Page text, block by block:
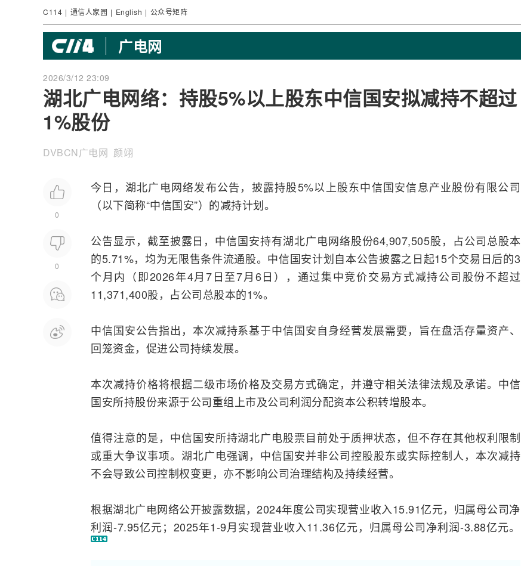
C114 | 通信人家园 | English | 公众号矩阵
广电网
2026/3/12 23:09
湖北广电网络：持股5%以上股东中信国安拟减持不超过
1%股份
DVBCN广电网 颜翊
0
0
今日，湖北广电网络发布公告，披露持股5%以上股东中信国安信息产业股份有限公司
（以下简称“中信国安”）的减持计划。
公告显示，截至披露日，中信国安持有湖北广电网络股份64,907,505股，占公司总股本
的5.71%，均为无限售条件流通股。中信国安计划自本公告披露之日起15个交易日后的3
个月内（即2026年4月7日至7月6日），通过集中竞价交易方式减持公司股份不超过
11,371,400股，占公司总股本的1%。
中信国安公告指出，本次减持系基于中信国安自身经营发展需要，旨在盘活存量资产、
回笼资金，促进公司持续发展。
本次减持价格将根据二级市场价格及交易方式确定，并遵守相关法律法规及承诺。中信
国安所持股份来源于公司重组 上市及公司利润分配资本公积转增股本。
值得注意的是，中信国安所持湖北广电股票目前处于质押状态，但不存在其他权利限制
或重大争议事项。湖北广电强调，中信国安并非公司控股股东或实际控制人，本次减持
不会导致公司控制权变更，亦不影响公司治理结构及持续经营。
根据湖北广电网络公开披露数据，2024年度公司实现营业收入15.91亿元，归属母公司净
利润-7.95亿元；2025年1-9月实现营业收入11.36亿元，归属母公司净利润-3.88亿元。